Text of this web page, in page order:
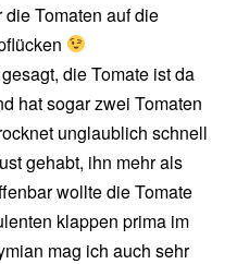
Tomaten auf die
die Tomate ist da
hat sogar zwei Tomaten
unglaublich schnell
gehabt, ihn mehr als
wollte die Tomate
klappen prima im
mag ich auch sehr